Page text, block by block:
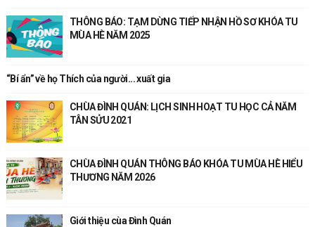
THÔNG BÁO: TẠM DỪNG TIẾP NHẬN HỒ SƠ KHÓA TU
MÙA HÈ NĂM 2025
“Bí ẩn” về họ Thích của người... xuất gia
CHÙA ĐÌNH QUÁN: LỊCH SINH HOẠT TU HỌC CẢ NĂM
TÂN SỬU 2021
CHÙA ĐÌNH QUÁN THÔNG BÁO KHÓA TU MÙA HÈ HIỂU
THƯƠNG NĂM 2026
Giới thiệu cùa Đình Quán